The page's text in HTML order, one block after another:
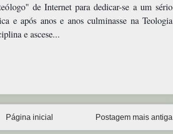
de Internet para dedicar-se a um sério
e após anos e anos culminasse na Teologia
e ascese...
Postagem mais antiga
Página inicial